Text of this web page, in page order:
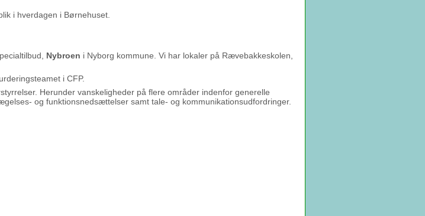
i hverdagen i Børnehuset.
Nybroen i Nyborg kommune. Vi har lokaler på Rævebakkeskolen,
i CFP.
Herunder vanskeligheder på flere områder indenfor generelle
og funktionsnedsættelser samt tale- og kommunikationsudfordringer.